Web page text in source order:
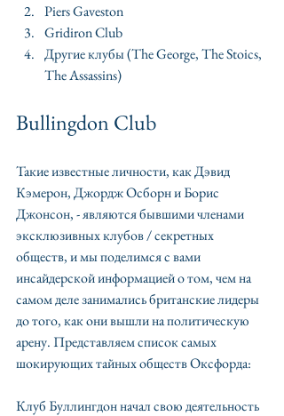
Piers Gaveston
Gridiron Club
Другие клубы (The George, The Stoics,
The Assassins)
Bullingdon Club
Такие известные личности, как Дэвид
Кэмерон, Джордж Осборн и Борис
Джонсон, - являются бывшими членами
эксклюзивных клубов / секретных
обществ, и мы поделимся с вами
инсайдерской информацией о том, чем на
самом деле занимались британские лидеры
до того, как они вышли на политическую
арену. Представляем список самых
шокирующих тайных обществ Оксфорда:
Клуб Буллингдон начал свою деятельность